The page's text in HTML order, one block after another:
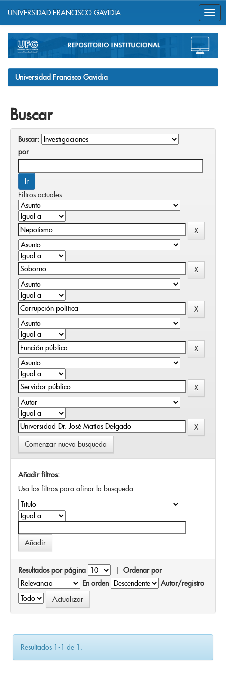
navigation
UNIVERSIDAD FRANCISCO GAVIDIA
Universidad Francisco Gavidia
Buscar
Buscar:
por
Filtros actuales:
Comenzar nueva busqueda
Añadir filtros:
Usa los filtros para afinar la busqueda.
Resultados por página | Ordenar por
En orden
Autor/registro
Resultados 1-1 de 1.